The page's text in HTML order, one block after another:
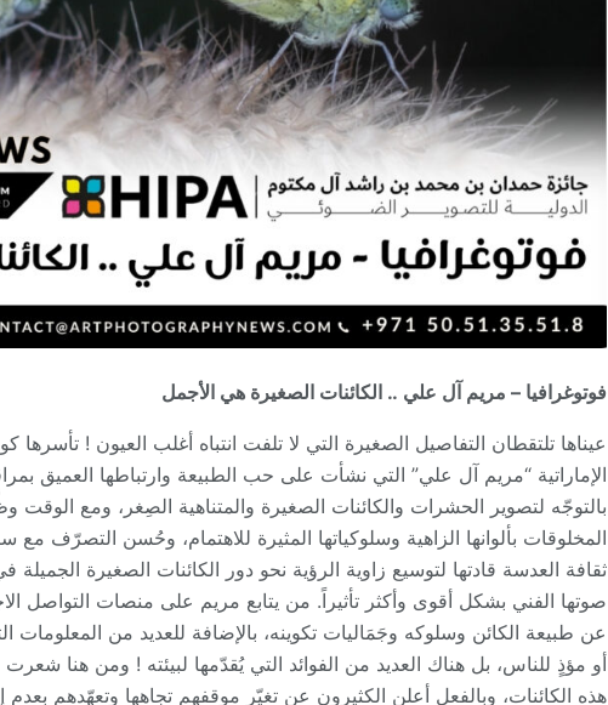
فوتوغرافيا – مريم آل علي .. الكائنات الصغيرة هي الأجمل
عيناها تلتقطان التفاصيل الصغيرة التي لا تلفت انتباه أغلب العيون ! تأسرها
الإماراتية “مريم آل علي” التي نشأت على حب الطبيعة وارتباطها العميق
بالتوجّه لتصوير الحشرات والكائنات الصغيرة والمتناهية الصِغر، ومع
المخلوقات بألوانها الزاهية وسلوكياتها المثيرة للاهتمام، وحُسن التصرّف مع
ثقافة العدسة قادتها لتوسيع زاوية الرؤية نحو دور الكائنات الصغيرة الجميلة
صوتها الفني بشكل أقوى وأكثر تأثيراً. من يتابع مريم على منصات التواصل
عن طبيعة الكائن وسلوكه وجَمَاليات تكوينه، بالإضافة للعديد من المعلومات
أو مؤذٍ للناس، بل هناك العديد من الفوائد التي يُقدّمها لبيئته ! ومن هنا
هذه الكائنات، وبالفعل أعلن الكثيرون عن تغيّر موقفهم تجاهها وتعهّدهم بعدم